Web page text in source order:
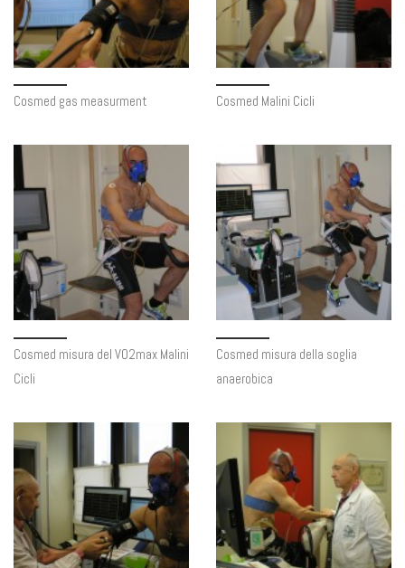
Cosmed gas measurment Cosmed Malini Cicli
Cosmed misura del VO2max Malini
Cicli
Cosmed misura della soglia
anaerobica